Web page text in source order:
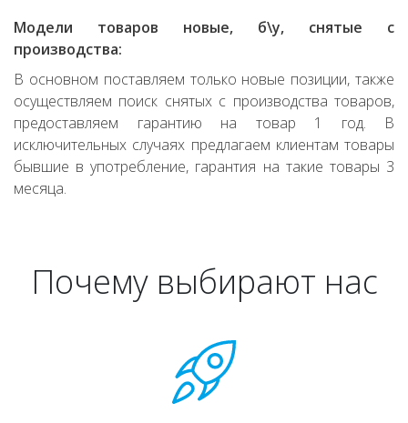
Модели товаров новые, б\у, снятые с
производства:
В основном поставляем только новые позиции, также
осуществляем поиск снятых с производства товаров,
предоставляем гарантию на товар 1 год. В
исключительных случаях предлагаем клиентам товары
бывшие в употребление, гарантия на такие товары 3
месяца.
Почему выбирают нас